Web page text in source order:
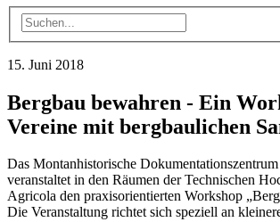
15. Juni 2018
Bergbau bewahren - Ein
Vereine mit bergbaulichen
Das Montanhistorische
veranstaltet in den Räumen der Technischen
Agricola den praxisorientierten Workshop
Die Veranstaltung richtet sich speziell an